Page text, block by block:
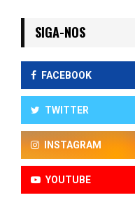
SIGA-NOS
FACEBOOK
TWITTER
INSTAGRAM
YOUTUBE